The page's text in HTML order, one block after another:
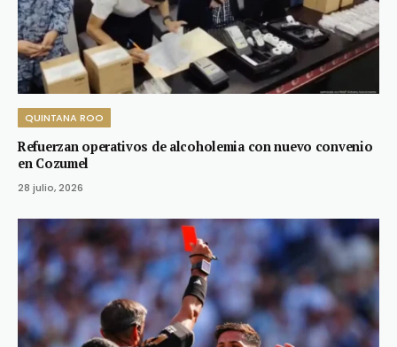
QUINTANA ROO
Refuerzan operativos de alcoholemia con nuevo convenio
en Cozumel
28 julio, 2026